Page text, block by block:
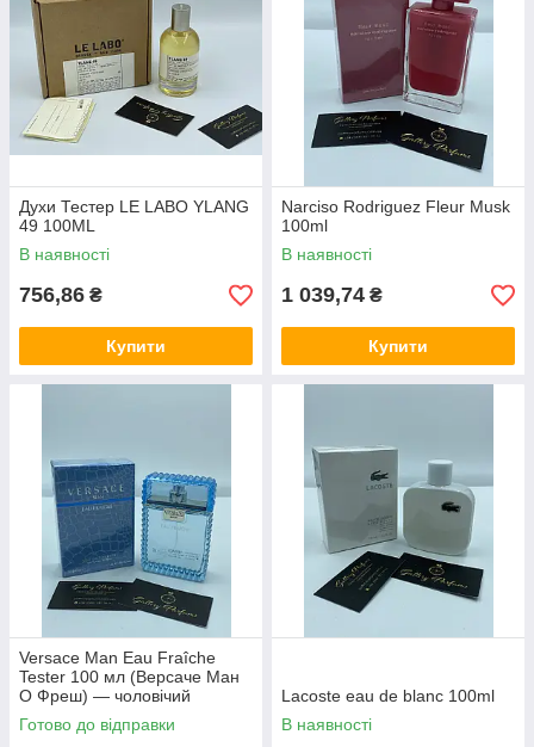
Духи Тестер LE LABO YLANG
49 100ML
В наявності
756,86 ₴
Купити
Narciso Rodriguez Fleur Musk
100ml
В наявності
1 039,74 ₴
Купити
Versace Man Eau Fraîche
Tester 100 мл (Версаче Ман
О Фреш) — чоловічий
парфум, свіжий деревно-
водяний аромат з нотами
Готово до відправки
Lacoste eau de blanc 100ml
В наявності